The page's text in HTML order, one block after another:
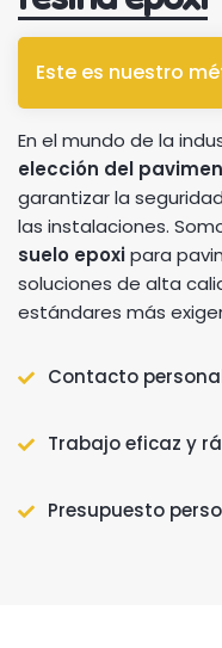
Este es nuestro
En el mundo de la
elección del
garantizar la
las instalaciones.
suelo epoxipara
soluciones de alta
estándares más
Contacto
Trabajo eficaz y
Presupuesto